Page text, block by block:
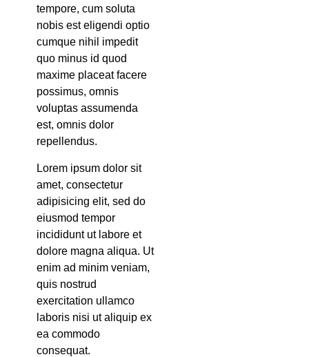
tempore, cum soluta
nobis est eligendi optio
cumque nihil impedit
quo minus id quod
maxime placeat facere
possimus, omnis
voluptas assumenda
est, omnis dolor
repellendus.
Lorem ipsum dolor sit
amet, consectetur
adipisicing elit, sed do
eiusmod tempor
incididunt ut labore et
dolore magna aliqua. Ut
enim ad minim veniam,
quis nostrud
exercitation ullamco
laboris nisi ut aliquip ex
ea commodo
consequat.